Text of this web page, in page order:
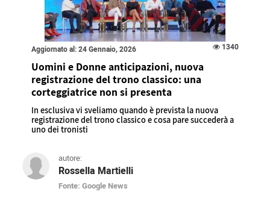
Aggiornato al: 24 Gennaio, 2026 1340
Uomini e Donne anticipazioni, nuova
registrazione del trono classico: una
corteggiatrice non si presenta
In esclusiva vi sveliamo quando è prevista la nuova
registrazione del trono classico e cosa pare succederà a
uno dei tronisti
autore:
Rossella Martielli
Fonte: Google News